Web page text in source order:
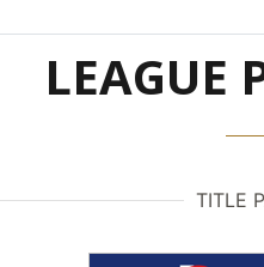
LEAGUE
TITLE